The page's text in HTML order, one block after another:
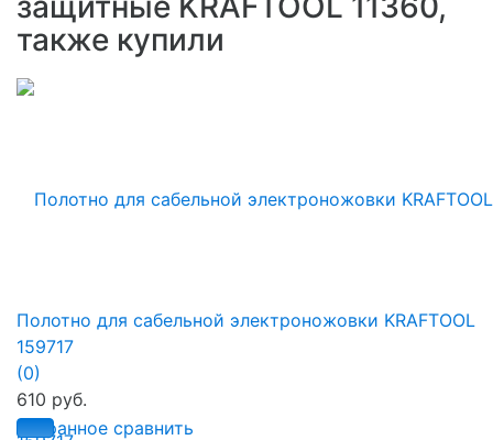
также купили
избранное сравнить
Полотно для сабельной электроножовки KRAFTOOL
159717
(0)
610 руб.